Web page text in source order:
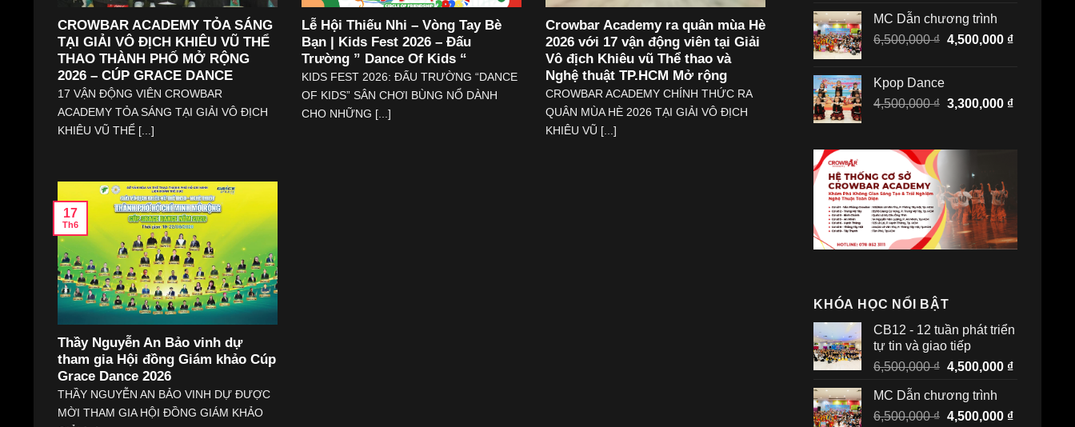
CROWBAR ACADEMY TỎA SÁNG
TẠI GIẢI VÔ ĐỊCH KHIÊU VŨ THỂ
THAO THÀNH PHỐ MỞ RỘNG
2026 – CÚP GRACE DANCE
17 VẬN ĐỘNG VIÊN CROWBAR
ACADEMY TỎA SÁNG TẠI GIẢI VÔ ĐỊCH
KHIÊU VŨ THỂ [...]
Lễ Hội Thiếu Nhi – Vòng Tay Bè
Bạn | Kids Fest 2026 – Đấu
Trường ” Dance Of Kids “
KIDS FEST 2026: ĐẤU TRƯỜNG “DANCE
OF KIDS” SÂN CHƠI BÙNG NỔ DÀNH
CHO NHỮNG [...]
Crowbar Academy ra quân mùa Hè
2026 với 17 vận động viên tại Giải
Vô địch Khiêu vũ Thể thao và
Nghệ thuật TP.HCM Mở rộng
CROWBAR ACADEMY CHÍNH THỨC RA
QUÂN MÙA HÈ 2026 TẠI GIẢI VÔ ĐỊCH
KHIÊU VŨ [...]
Thầy Nguyễn An Bảo vinh dự
tham gia Hội đồng Giám khảo Cúp
Grace Dance 2026
THẦY NGUYỄN AN BẢO VINH DỰ ĐƯỢC
MỜI THAM GIA HỘI ĐỒNG GIÁM KHẢO
17
Th6
4,500,000 ₫.
3,300,000
MC Dẫn chương trình
6,500,000₫ Giá
4,500,000 ₫Giá
4,500,000
Kpop Dance
4,500,000₫ Giá
4,500,000 ₫.
3,300,000 ₫Giá
KHÓA HỌC NỔI BẬT
CB12 - 12 tuần phát triển
tự tin và giao tiếp
6,500,000₫ Giá
là:
6,500,000 ₫.
4,500,000 ₫Giá
là:
MC Dẫn chương trình
6,500,000₫ Giá
4,500,000 ₫Giá